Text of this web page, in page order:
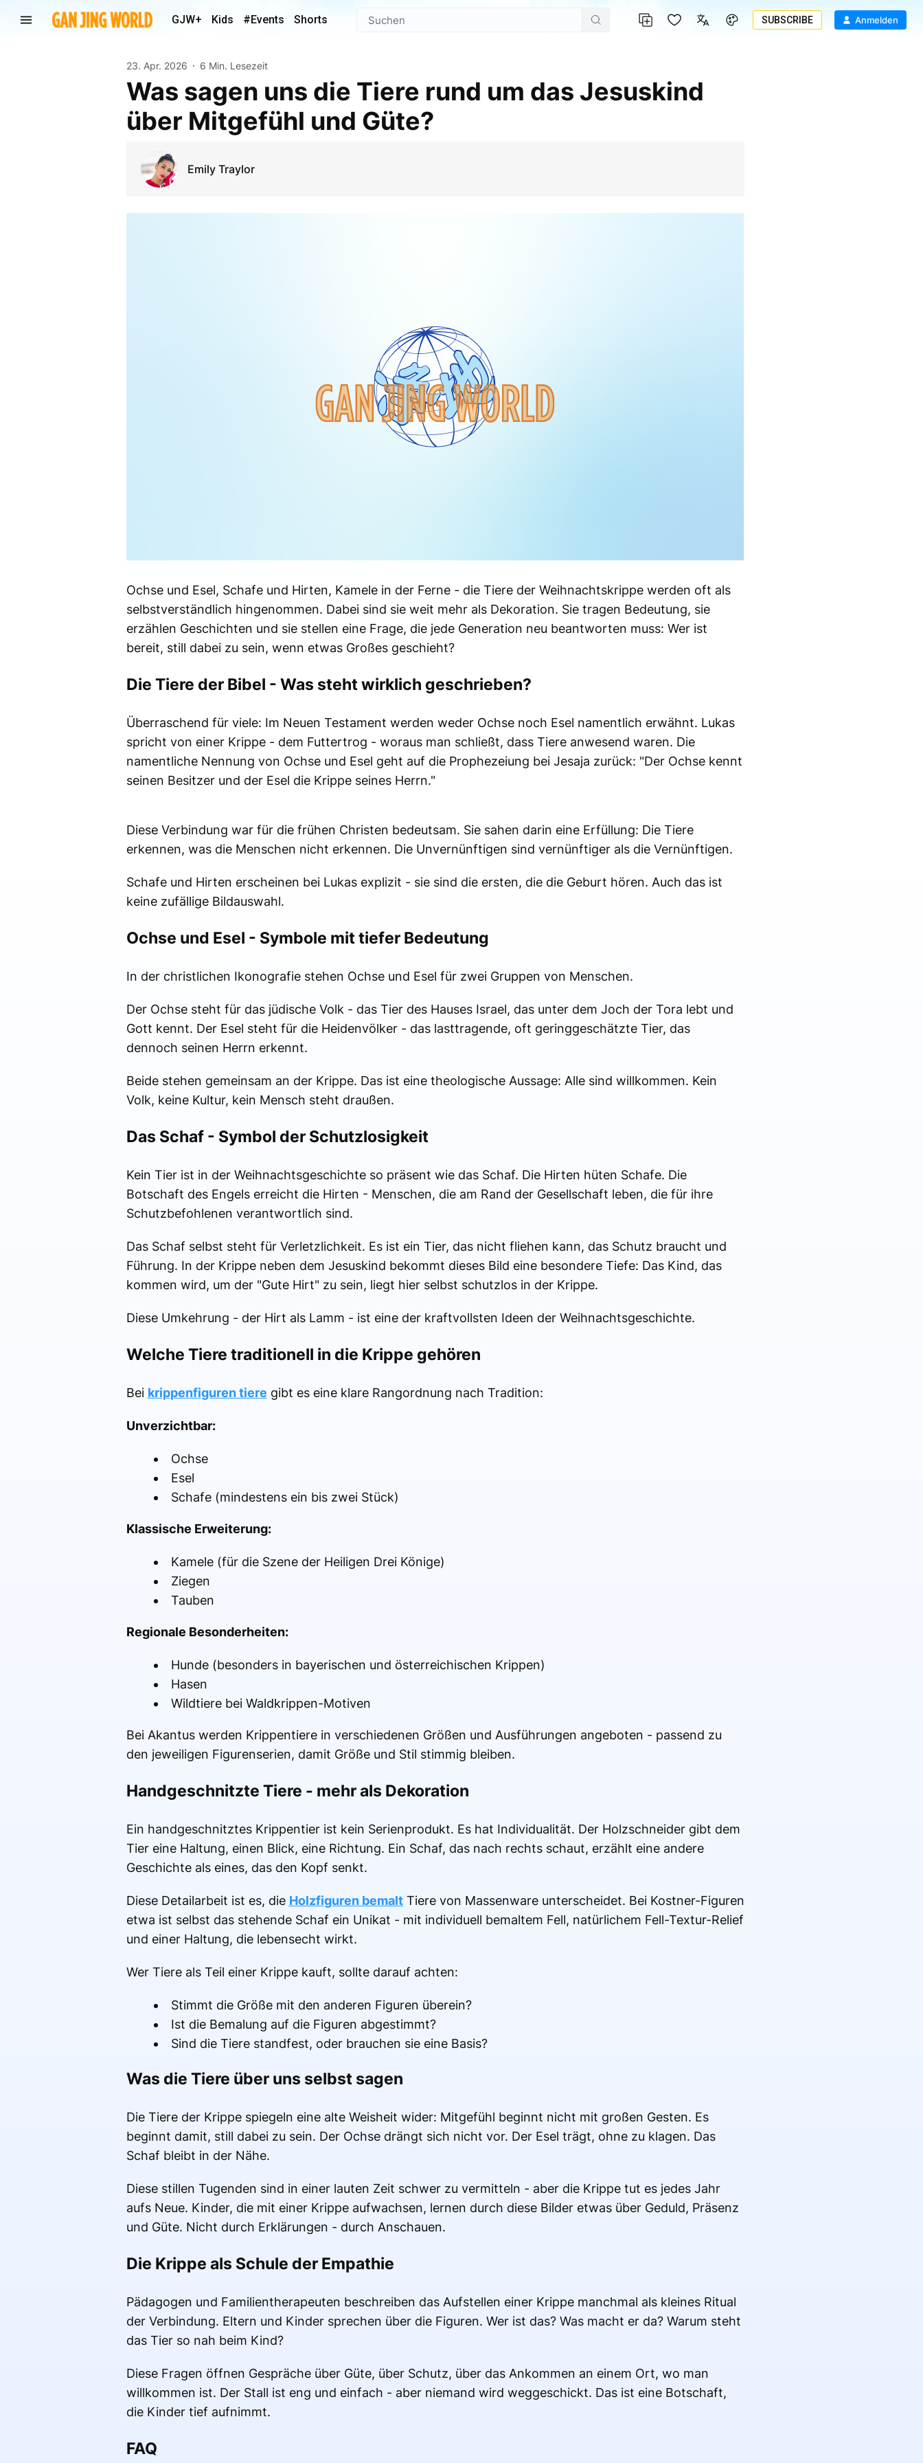
GJW+ Kids #Events Shorts SUBSCRIBE Anmelden
23. Apr. 2026 6 Min. Lesezeit
Was sagen uns die Tiere rund um das Jesuskind
über Mitgefühl und Güte?
Emily Traylor
Ochse und Esel, Schafe und Hirten, Kamele in der Ferne - die Tiere der Weihnachtskrippe werden oft als
selbstverständlich hingenommen. Dabei sind sie weit mehr als Dekoration. Sie tragen Bedeutung, sie
erzählen Geschichten und sie stellen eine Frage, die jede Generation neu beantworten muss: Wer ist
bereit, still dabei zu sein, wenn etwas Großes geschieht?
Die Tiere der Bibel - Was steht wirklich geschrieben?
Überraschend für viele: Im Neuen Testament werden weder Ochse noch Esel namentlich erwähnt. Lukas
spricht von einer Krippe - dem Futtertrog - woraus man schließt, dass Tiere anwesend waren. Die
namentliche Nennung von Ochse und Esel geht auf die Prophezeiung bei Jesaja zurück: "Der Ochse kennt
seinen Besitzer und der Esel die Krippe seines Herrn."
Diese Verbindung war für die frühen Christen bedeutsam. Sie sahen darin eine Erfüllung: Die Tiere
erkennen, was die Menschen nicht erkennen. Die Unvernünftigen sind vernünftiger als die Vernünftigen.
Schafe und Hirten erscheinen bei Lukas explizit - sie sind die ersten, die die Geburt hören. Auch das ist
keine zufällige Bildauswahl.
Ochse und Esel - Symbole mit tiefer Bedeutung
In der christlichen Ikonografie stehen Ochse und Esel für zwei Gruppen von Menschen.
Der Ochse steht für das jüdische Volk - das Tier des Hauses Israel, das unter dem Joch der Tora lebt und
Gott kennt. Der Esel steht für die Heidenvölker - das lasttragende, oft geringgeschätzte Tier, das
dennoch seinen Herrn erkennt.
Beide stehen gemeinsam an der Krippe. Das ist eine theologische Aussage: Alle sind willkommen. Kein
Volk, keine Kultur, kein Mensch steht draußen.
Das Schaf - Symbol der Schutzlosigkeit
Kein Tier ist in der Weihnachtsgeschichte so präsent wie das Schaf. Die Hirten hüten Schafe. Die
Botschaft des Engels erreicht die Hirten - Menschen, die am Rand der Gesellschaft leben, die für ihre
Schutzbefohlenen verantwortlich sind.
Das Schaf selbst steht für Verletzlichkeit. Es ist ein Tier, das nicht fliehen kann, das Schutz braucht und
Führung. In der Krippe neben dem Jesuskind bekommt dieses Bild eine besondere Tiefe: Das Kind, das
kommen wird, um der "Gute Hirt" zu sein, liegt hier selbst schutzlos in der Krippe.
Diese Umkehrung - der Hirt als Lamm - ist eine der kraftvollsten Ideen der Weihnachtsgeschichte.
Welche Tiere traditionell in die Krippe gehören
Bei krippenfiguren tiere gibt es eine klare Rangordnung nach Tradition:
Unverzichtbar:
Ochse
Esel
Schafe (mindestens ein bis zwei Stück)
Klassische Erweiterung:
Kamele (für die Szene der Heiligen Drei Könige)
Ziegen
Tauben
Regionale Besonderheiten:
Hunde (besonders in bayerischen und österreichischen Krippen)
Hasen
Wildtiere bei Waldkrippen-Motiven
Bei Akantus werden Krippentiere in verschiedenen Größen und Ausführungen angeboten - passend zu
den jeweiligen Figurenserien, damit Größe und Stil stimmig bleiben.
Handgeschnitzte Tiere - mehr als Dekoration
Ein handgeschnitztes Krippentier ist kein Serienprodukt. Es hat Individualität. Der Holzschneider gibt dem
Tier eine Haltung, einen Blick, eine Richtung. Ein Schaf, das nach rechts schaut, erzählt eine andere
Geschichte als eines, das den Kopf senkt.
Diese Detailarbeit ist es, die Holzfiguren bemaltTiere von Massenware unterscheidet. Bei Kostner-Figuren
etwa ist selbst das stehende Schaf ein Unikat - mit individuell bemaltem Fell, natürlichem Fell-Textur-Relief
und einer Haltung, die lebensecht wirkt.
Wer Tiere als Teil einer Krippe kauft, sollte darauf achten:
Stimmt die Größe mit den anderen Figuren überein?
Ist die Bemalung auf die Figuren abgestimmt?
Sind die Tiere standfest, oder brauchen sie eine Basis?
Was die Tiere über uns selbst sagen
Die Tiere der Krippe spiegeln eine alte Weisheit wider: Mitgefühl beginnt nicht mit großen Gesten. Es
beginnt damit, still dabei zu sein. Der Ochse drängt sich nicht vor. Der Esel trägt, ohne zu klagen. Das
Schaf bleibt in der Nähe.
Diese stillen Tugenden sind in einer lauten Zeit schwer zu vermitteln - aber die Krippe tut es jedes Jahr
aufs Neue. Kinder, die mit einer Krippe aufwachsen, lernen durch diese Bilder etwas über Geduld, Präsenz
und Güte. Nicht durch Erklärungen - durch Anschauen.
Die Krippe als Schule der Empathie
Pädagogen und Familientherapeuten beschreiben das Aufstellen einer Krippe manchmal als kleines Ritual
der Verbindung. Eltern und Kinder sprechen über die Figuren. Wer ist das? Was macht er da? Warum steht
das Tier so nah beim Kind?
Diese Fragen öffnen Gespräche über Güte, über Schutz, über das Ankommen an einem Ort, wo man
willkommen ist. Der Stall ist eng und einfach - aber niemand wird weggeschickt. Das ist eine Botschaft,
die Kinder tief aufnimmt.
FAQ